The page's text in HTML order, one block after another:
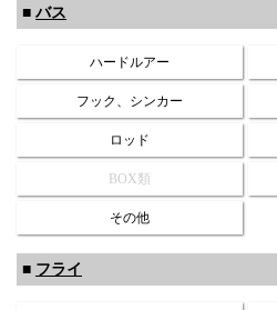
■ バス
ハードルアー
フック、シンカー
ロッド
BOX類
その他
■ フライ